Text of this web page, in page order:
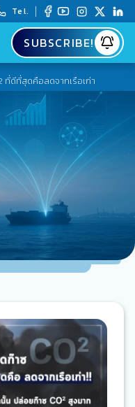
Tel.
SUBSCRIBE!
ที่ดีที่สุดคือลดจากเรือเก่า